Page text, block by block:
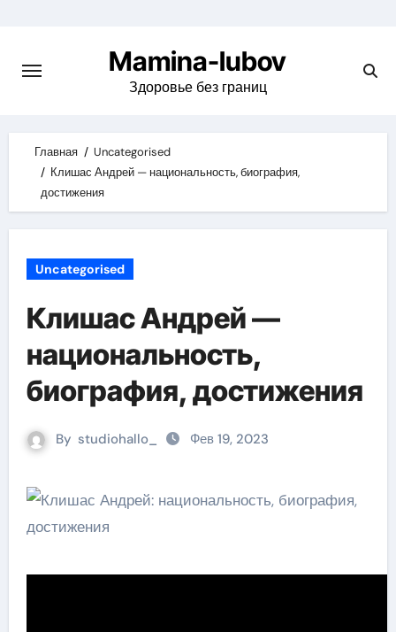
content
Mamina-lubov
Здоровье без границ
Главная
Uncategorised
Клишас Андрей — национальность, биография,
достижения
Uncategorised
Клишас Андрей —
национальность,
биография, достижения
By studiohallo_ Фев 19, 2023